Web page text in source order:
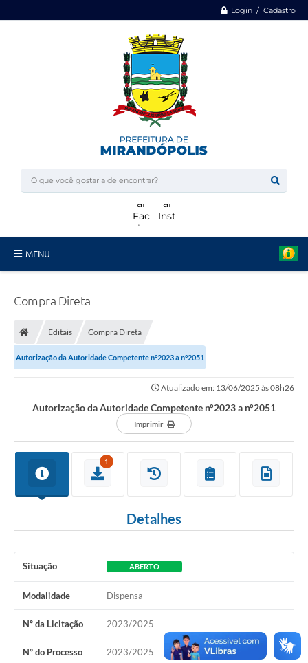
Login / Cadastro
MENU
Licitações
Diário Oficial
Telefones Úteis
Feriados e Datas Comemorativas
Galeria de Fotos
Galeria de Vídeos
Ouvidoria
Compra Direta
Editais Compra Direta
Autorização da Autoridade Competente n°2023 a n°2051
Atualizado em: 13/06/2025 às 08h26
Autorização da Autoridade Competente n°2023 a n°2051
Imprimir
1
Detalhes
Situação ABERTO
Modalidade Dispensa
Nº da Licitação 2023/2025
Nº do Processo 2023/2025